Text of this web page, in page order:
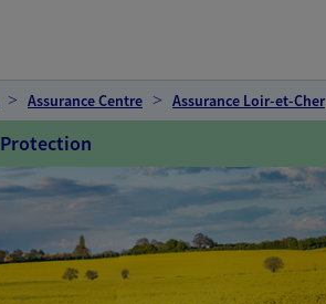
Assurance Centre Assurance Loir-et-Cher